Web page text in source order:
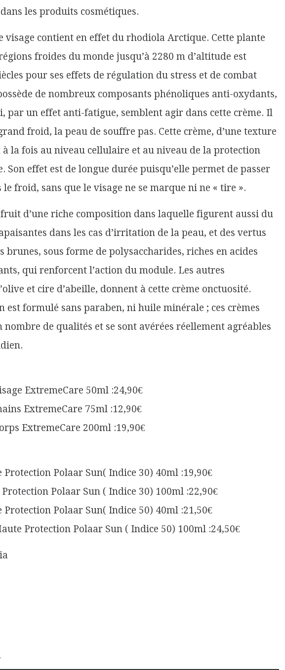
les produits cosmétiques.
visage contient en effet du rhodiola Arctique. Cette plante
froides du monde jusqu’à 2280 m d’altitude est
pour ses effets de régulation du stress et de combat
de nombreux composants phénoliques anti-oxydants,
par un effet anti-fatigue, semblent agir dans cette crème. Il
froid, la peau de souffre pas. Cette crème, d’une texture
à la fois au niveau cellulaire et au niveau de la protection
Son effet est de longue durée puisqu’elle permet de passer
froid, sans que le visage ne se marque ni ne « tire ».
d’une riche composition dans laquelle figurent aussi du
dans les cas d’irritation de la peau, et des vertus
brunes, sous forme de polysaccharides, riches en acides
qui renforcent l’action du module. Les autres
et cire d’abeille, donnent à cette crème onctuosité.
est formulé sans paraben, ni huile minérale ; ces crèmes
nombre de qualités et se sont avérées réellement agréables
ExtremeCare 50ml :24,90€
ExtremeCare 75ml :12,90€
ExtremeCare 200ml :19,90€
Protection Polaar Sun( Indice 30) 40ml :19,90€
Polaar Sun ( Indice 30) 100ml :22,90€
Protection Polaar Sun( Indice 50) 40ml :21,50€
Protection Polaar Sun ( Indice 50) 100ml :24,50€